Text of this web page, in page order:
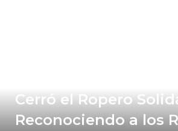
Cerró el Ropero
Reconociendo a los